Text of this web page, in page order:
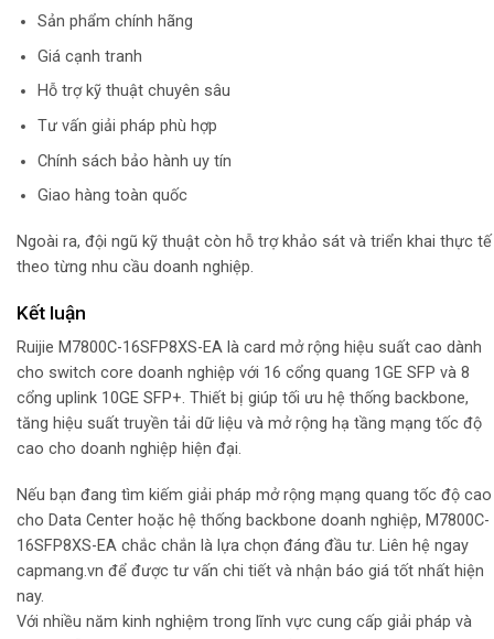
Sản phẩm chính hãng
Giá cạnh tranh
Hỗ trợ kỹ thuật chuyên sâu
Tư vấn giải pháp phù hợp
Chính sách bảo hành uy tín
Giao hàng toàn quốc
Ngoài ra, đội ngũ kỹ thuật còn hỗ trợ khảo sát và triển khai thực tế
theo từng nhu cầu doanh nghiệp.
Kết luận
Ruijie M7800C-16SFP8XS-EA là card mở rộng hiệu suất cao dành
cho switch core doanh nghiệp với 16 cổng quang 1GE SFP và 8
cổng uplink 10GE SFP+. Thiết bị giúp tối ưu hệ thống backbone,
tăng hiệu suất truyền tải dữ liệu và mở rộng hạ tầng mạng tốc độ
cao cho doanh nghiệp hiện đại.
Nếu bạn đang tìm kiếm giải pháp mở rộng mạng quang tốc độ cao
cho Data Center hoặc hệ thống backbone doanh nghiệp, M7800C-
16SFP8XS-EA chắc chắn là lựa chọn đáng đầu tư. Liên hệ ngay
capmang.vn để được tư vấn chi tiết và nhận báo giá tốt nhất hiện
nay.
Với nhiều năm kinh nghiệm trong lĩnh vực cung cấp giải pháp và